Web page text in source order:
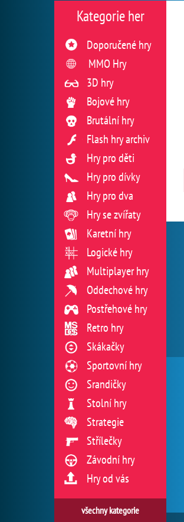
Kategorie her
Doporučené hry
MMO Hry
3D hry
Bojové hry
Brutální hry
Flash hry archiv
Hry pro děti
Hry pro dívky
Hry pro dva
Hry se zvířaty
Karetní hry
Logické hry
Multiplayer hry
Oddechové hry
Postřehové hry
Retro hry
Skákačky
Sportovní hry
Srandičky
Stolní hry
Strategie
Střílečky
Závodní hry
Hry od vás
všechny kategorie